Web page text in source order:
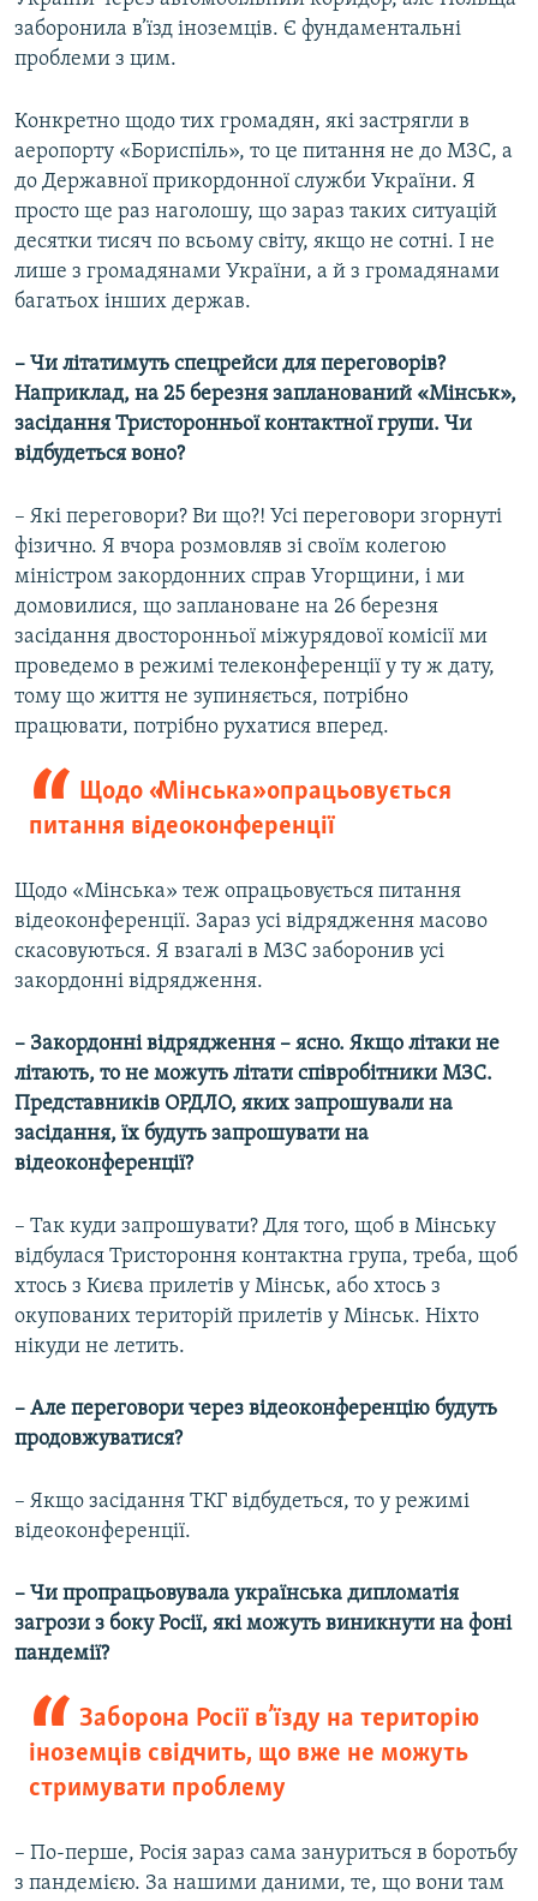
заборонила в’їзд іноземців. Є фундаментальні
проблеми з цим.
Конкретно щодо тих громадян, які застрягли в
аеропорту «Бориспіль», то це питання не до МЗС, а
до Державної прикордонної служби України. Я
просто ще раз наголошу, що зараз таких ситуацій
десятки тисяч по всьому світу, якщо не сотні. І не
лише з громадянами України, а й з громадянами
багатьох інших держав.
– Чи літатимуть спецрейси для переговорів?
Наприклад, на 25 березня запланований «Мінськ»,
засідання Тристоронньої контактної групи. Чи
відбудеться воно?
– Які переговори? Ви що?! Усі переговори згорнуті
фізично. Я вчора розмовляв зі своїм колегою
міністром закордонних справ Угорщини, і ми
домовилися, що заплановане на 26 березня
засідання двосторонньої міжурядової комісії ми
проведемо в режимі телеконференції у ту ж дату,
тому що життя не зупиняється, потрібно
працювати, потрібно рухатися вперед.
Щодо «Мінська» опрацьовується
питання відеоконференції
Щодо «Мінська» теж опрацьовується питання
відеоконференції. Зараз усі відрядження масово
скасовуються. Я взагалі в МЗС заборонив усі
закордонні відрядження.
– Закордонні відрядження – ясно. Якщо літаки не
літають, то не можуть літати співробітники МЗС.
Представників ОРДЛО, яких запрошували на
засідання, їх будуть запрошувати на
відеоконференції?
– Так куди запрошувати? Для того, щоб в Мінську
відбулася Тристороння контактна група, треба, щоб
хтось з Києва прилетів у Мінськ, або хтось з
окупованих територій прилетів у Мінськ. Ніхто
нікуди не летить.
– Але переговори через відеоконференцію будуть
продовжуватися?
– Якщо засідання ТКГ відбудеться, то у режимі
відеоконференції.
– Чи пропрацьовувала українська дипломатія
загрози з боку Росії, які можуть виникнути на фоні
пандемії?
Заборона Росії в’їзду на територію
іноземців свідчить, що вже не можуть
стримувати проблему
– По-перше, Росія зараз сама зануриться в боротьбу
з пандемією. За нашими даними, те, що вони там